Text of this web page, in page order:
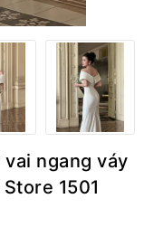
ngang váy
1501